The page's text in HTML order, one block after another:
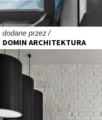
dodane przez /
DOMIN ARCHITEKTURA